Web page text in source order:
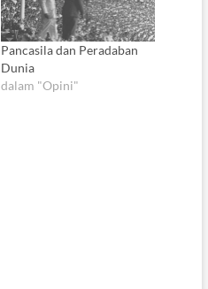
Pancasila dan Peradaban
Dunia
dalam "Opini"